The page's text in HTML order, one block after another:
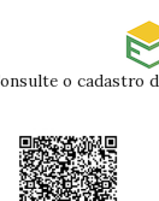
o cadastro